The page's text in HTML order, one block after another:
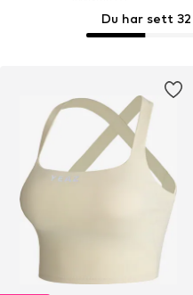
Du har sett